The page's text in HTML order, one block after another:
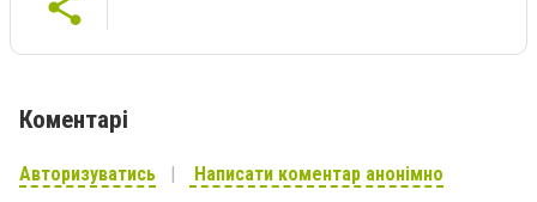
Коментарі
Авторизуватись Написати коментар анонімно